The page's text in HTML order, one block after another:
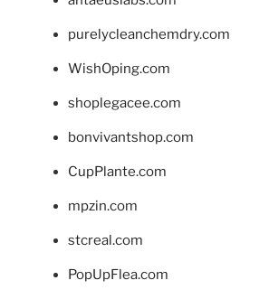
purelycleanchemdry.com
WishOping.com
shoplegacee.com
bonvivantshop.com
CupPlante.com
mpzin.com
stcreal.com
PopUpFlea.com